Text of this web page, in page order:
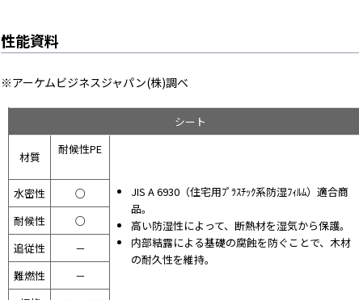
性能資料
※アーケムビジネスジャパン(株)調べ
シート
材質
耐候性PE
JIS A 6930（住宅用ﾌﾟﾗｽﾁｯｸ系防湿ﾌｨﾙﾑ）適合商
品。
高い防湿性によって、断熱材を湿気から保護。
内部結露による基礎の腐蝕を防ぐことで、木材
の耐久性を維持。
水密性
○
耐候性
○
追従性
－
難燃性
－